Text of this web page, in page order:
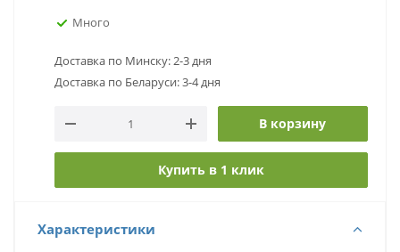
Много
Доставка по Минску: 2-3 дня
Доставка по Беларуси: 3-4 дня
В корзину
Купить в 1 клик
Характеристики